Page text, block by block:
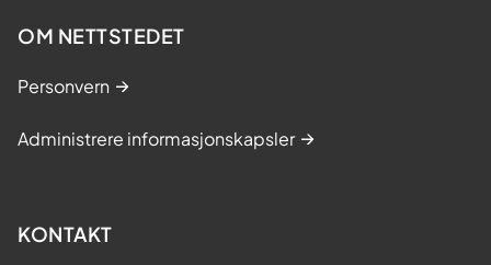
OM NETTSTEDET
Personvern
Administrere informasjonskapsler
KONTAKT